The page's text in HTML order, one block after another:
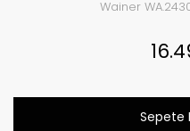
Wainer
Sepete